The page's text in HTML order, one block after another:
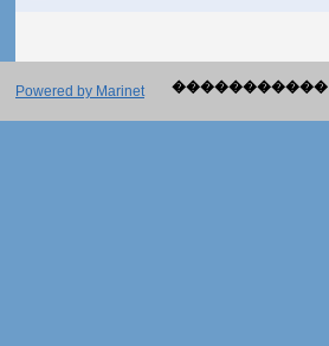
Powered by Marinet �����������